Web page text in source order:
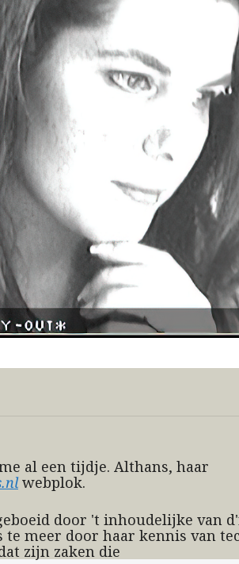
al een tijdje. Althans, haar
webplok.
door 't inhoudelijke van
te meer door haar kennis van
zijn zaken die